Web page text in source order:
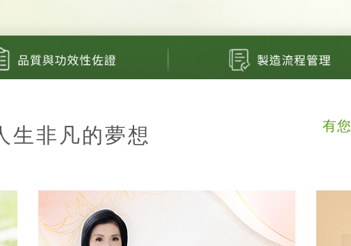
生非凡的夢想
有